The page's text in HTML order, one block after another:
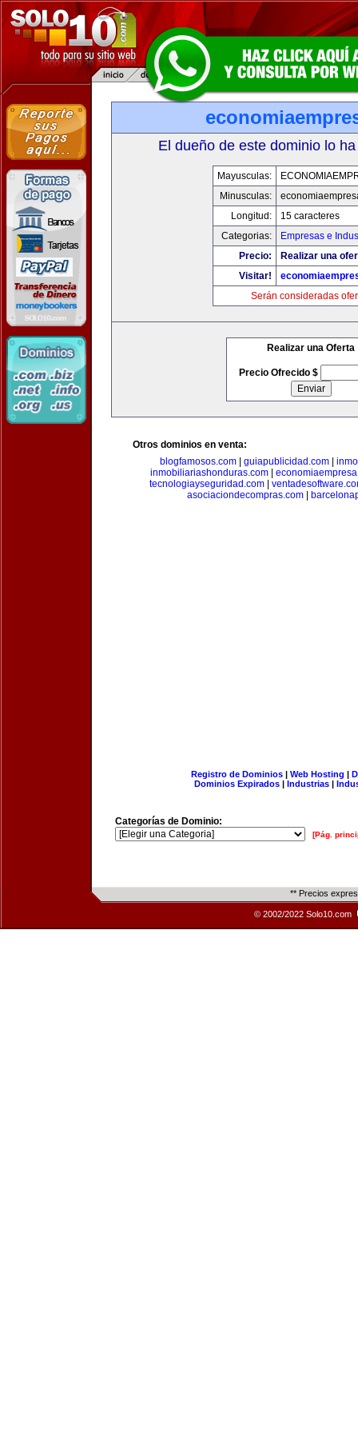
El dueño de este dominio lo
Mayusculas:
Minusculas:
Longitud:
15 caracteres
Categorias:
Empresas e
Precio:
Realizar una
Visitar!
Serán consideradas
Realizar una Oferta
Precio Ofrecido $
Otros dominios en venta:
blogfamosos.com
guiapublicidad.com
inmobiliariashonduras.com
tecnologiayseguridad.com|
asociaciondecompras.com|
Registro de Dominios| Web Hosting |
Dominios Expirados | Industrias |
Categorías de Dominio:
[Pág.
** Precios
© 2002/2022 Solo10.com